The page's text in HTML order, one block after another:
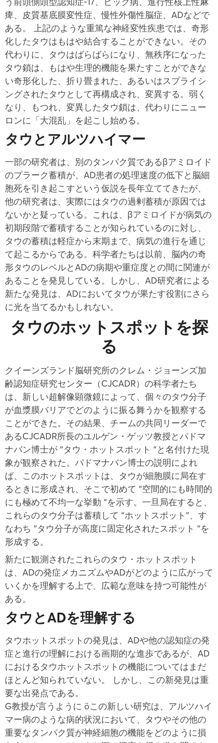
痺、皮質基底膜変性症、慢性外傷性脳症、ADなどで
ある。 上記のような重篤な神経変性疾患では、奇形
化したタウはもはや結合することができない。その
代わりに、タウはばらばらになり、無秩序になった
タウ鎖は、もはや生理的機能を果たすことができな
い奇形化した、折り畳まれた、あるいはスプライシ
ングされたタウとして再構成され、変異する。弱く
なり、もつれ、変異したタウ鎖は、代わりにニュー
ロンに「大混乱」を起こし始める。
タウとアルツハイマー
一部の研究者は、別のタンパク質であるβアミロイド
のプラーク蓄積が、AD患者の処理速度の低下と脳細
胞死を引き起こすという仮説を長年立ててきたが、
他の研究者は、実際にはタウの過剰蓄積が原因では
ないかと疑っている。これは、βアミロイドが病気の
初期段階で蓄積することが知られているのに対し、
タウの蓄積は軽症から末期まで、病気の進行を通じ
て起こるからである。科学者たちは以前、脳内の奇
形タウのレベルとADの病期や重症度との間に関連が
あることを発見している。しかし、AD研究者による
新たな発見は、ADにおいてタウが果たす役割にさら
に光を当てるかもしれない。
タウのホットスポットを探
る
クイーンズランド脳研究所のクレム・ジョーンズ加
齢認知症研究センター（CJCADR）の科学者たち
は、新しい超解像顕微鏡によって、個々のタウ分子
が血漿膜バリアでどのように振る舞うかを観察する
ことができた。その結果、チームの共同リーダーで
あるCJCADR所長のユルゲン・ゲッツ教授とパドマ
ナバン博士が “タウ・ホットスポット “と名付けた現
象が観察された。パドマナバン博士の説明によれ
ば、このホットスポットは、タウが細胞膜に局在す
るときに形成され、そこで初めて “空間的にも時間的
にも極めて不均一な挙動 “を示す。一旦局在すると、
これらのタウ分子は蓄積して “ホットスポット”、す
なわち “タウ分子が高度に固定化されたスポット “を
形成する。
新たに観測されたこれらのタウ・ホットスポット
は、ADの発症メカニズムやADがどのように広がって
いくかを理解する上で、広範な意味を持つ可能性が
ある。
タウとADを理解する
タウホットスポットの発見は、ADや他の認知症の発
症と進行の理解における画期的な進歩であるが、AD
におけるタウホットスポットの機能についてはまだ
ほとんど知られていない。
しかし、この新発見は重
要な出発点である。
G教授が言うように öこの新しい研究は、アルツハイ
マー病のような病的状況において、タウやその他の
重要なタンパク質が神経細胞の機能をどのように損